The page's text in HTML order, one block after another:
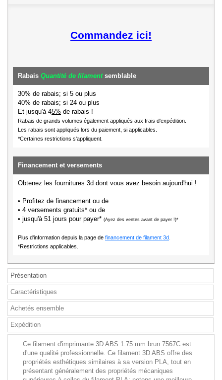
Commandez ici!
Rabais Quantité de filamentsemblable
30% de rabais; si 5 ou plus
40% de rabais; si 24 ou plus
Et jusqu'à 45% de rabais !
Rabais de grands volumes également appliqués aux frais d'expédition.
Les rabais sont appliqués lors du paiement, si applicables.
*Certaines restrictions s'appliquent.
Financement et versements
Obtenez les fournitures 3d dont vous avez besoin aujourd'hui !
• Profitez de financement ou de
• 4 versements gratuits* ou de
• jusqu'à 51 jours pour payer* (Ayez des ventes avant de payer !)*
Plus d'information depuis la page de financement de filament 3d
*Restrictions applicables.
Présentation
Caractéristiques
Achetés ensemble
Expédition
Ce filament d'imprimante 3D ABS 1.75 mm brun 7567C est
d'une qualité professionnelle. Ce filament 3D ABS offre des
propriétés esthétiques similaires à sa version PLA, tout en
présentant généralement des propriétés mécaniques